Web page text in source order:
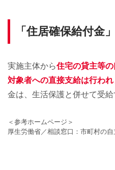
「住居確保給付金
実施主体から住宅の貸主等
対象者への直接支給は行われ
金は、生活保護と併せて受給
＜参考ホームページ＞
厚生労働省／相談窓口：市町村の